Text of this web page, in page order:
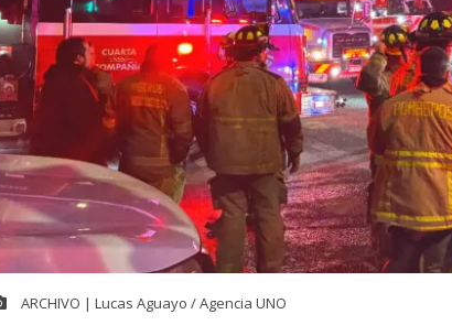
ARCHIVO | Lucas Aguayo / Agencia UNO